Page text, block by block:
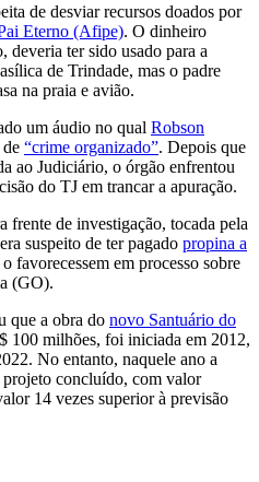
de desviar recursos doados por
Eterno (Afipe). O dinheiro
deveria ter sido usado para a
de Trindade, mas o padre
na praia e avião.
um áudio no qual Robson
de “crime organizado”. Depois que
ao Judiciário, o órgão enfrentou
do TJ em trancar a apuração.
frente de investigação, tocada pela
suspeito de ter pagado propina a
favorecessem em processo sobre
(GO).
que a obra do novo Santuário do
100 milhões, foi iniciada em 2012,
No entanto, naquele ano a
projeto concluído, com valor
14 vezes superior à previsão